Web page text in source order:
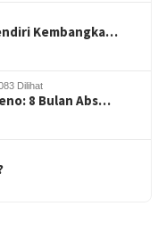
Kembangka…
Dilihat
8 Bulan Abs…